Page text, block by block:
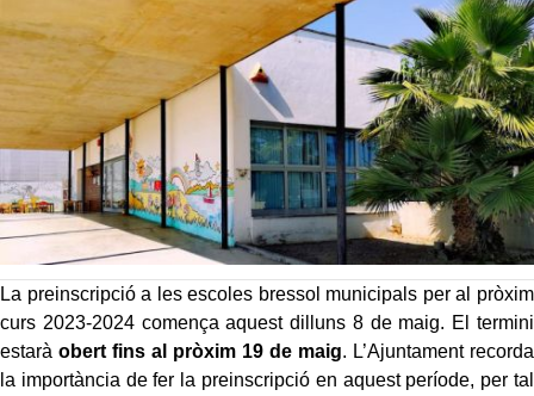
La preinscripció a les escoles bressol municipals per al pròxim
curs 2023-2024 comença aquest dilluns 8 de maig. El termini
estarà obert fins al pròxim 19 de maig. L’Ajuntament recorda
la importància de fer la preinscripció en aquest període, per tal